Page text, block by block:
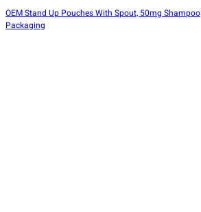
OEM Stand Up Pouches With Spout, 50mg Shampoo
Packaging